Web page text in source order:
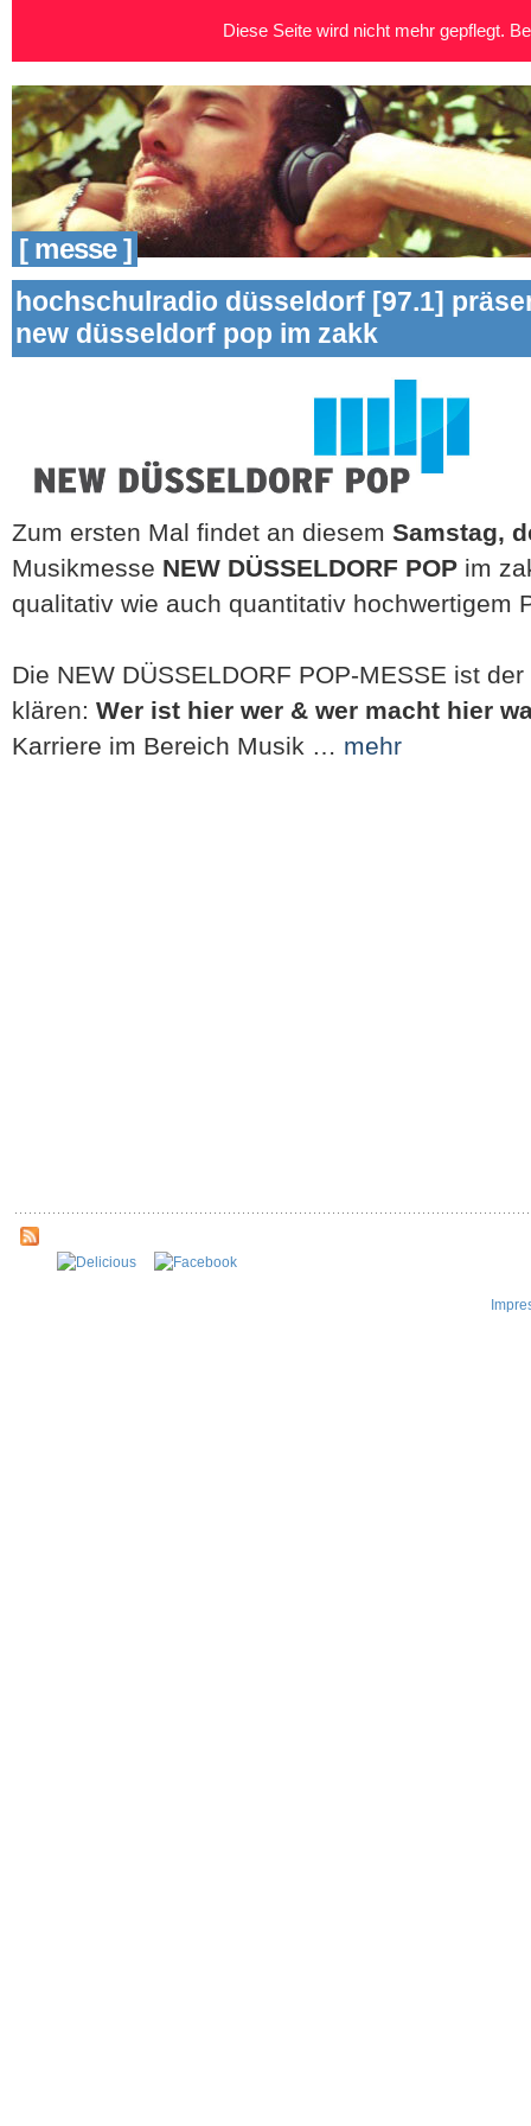
[ messe ]
hochschulradio düsseldorf [97.1]
new düsseldorf pop im zakk
Zum ersten Mal findet an diesem Samstag,
Musikmesse NEW DÜSSELDORF POP im
qualitativ wie auch quantitativ hochwertigem
Die NEW DÜSSELDORF POP-MESSE ist
klären: Wer ist hier wer & wer macht hier
Karriere im Bereich Musik … mehr
Diese Seite wird nicht mehr gepflegt.